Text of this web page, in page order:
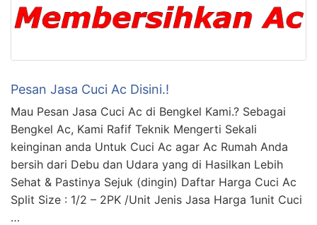
Pesan Jasa Cuci Ac Disini.!
Mau Pesan Jasa Cuci Ac di Bengkel Kami.? Sebagai
Bengkel Ac, Kami Rafif Teknik Mengerti Sekali
keinginan anda Untuk Cuci Ac agar Ac Rumah Anda
bersih dari Debu dan Udara yang di Hasilkan Lebih
Sehat & Pastinya Sejuk (dingin) Daftar Harga Cuci Ac
Split Size : 1/2 – 2PK /Unit Jenis Jasa Harga 1unit Cuci
…